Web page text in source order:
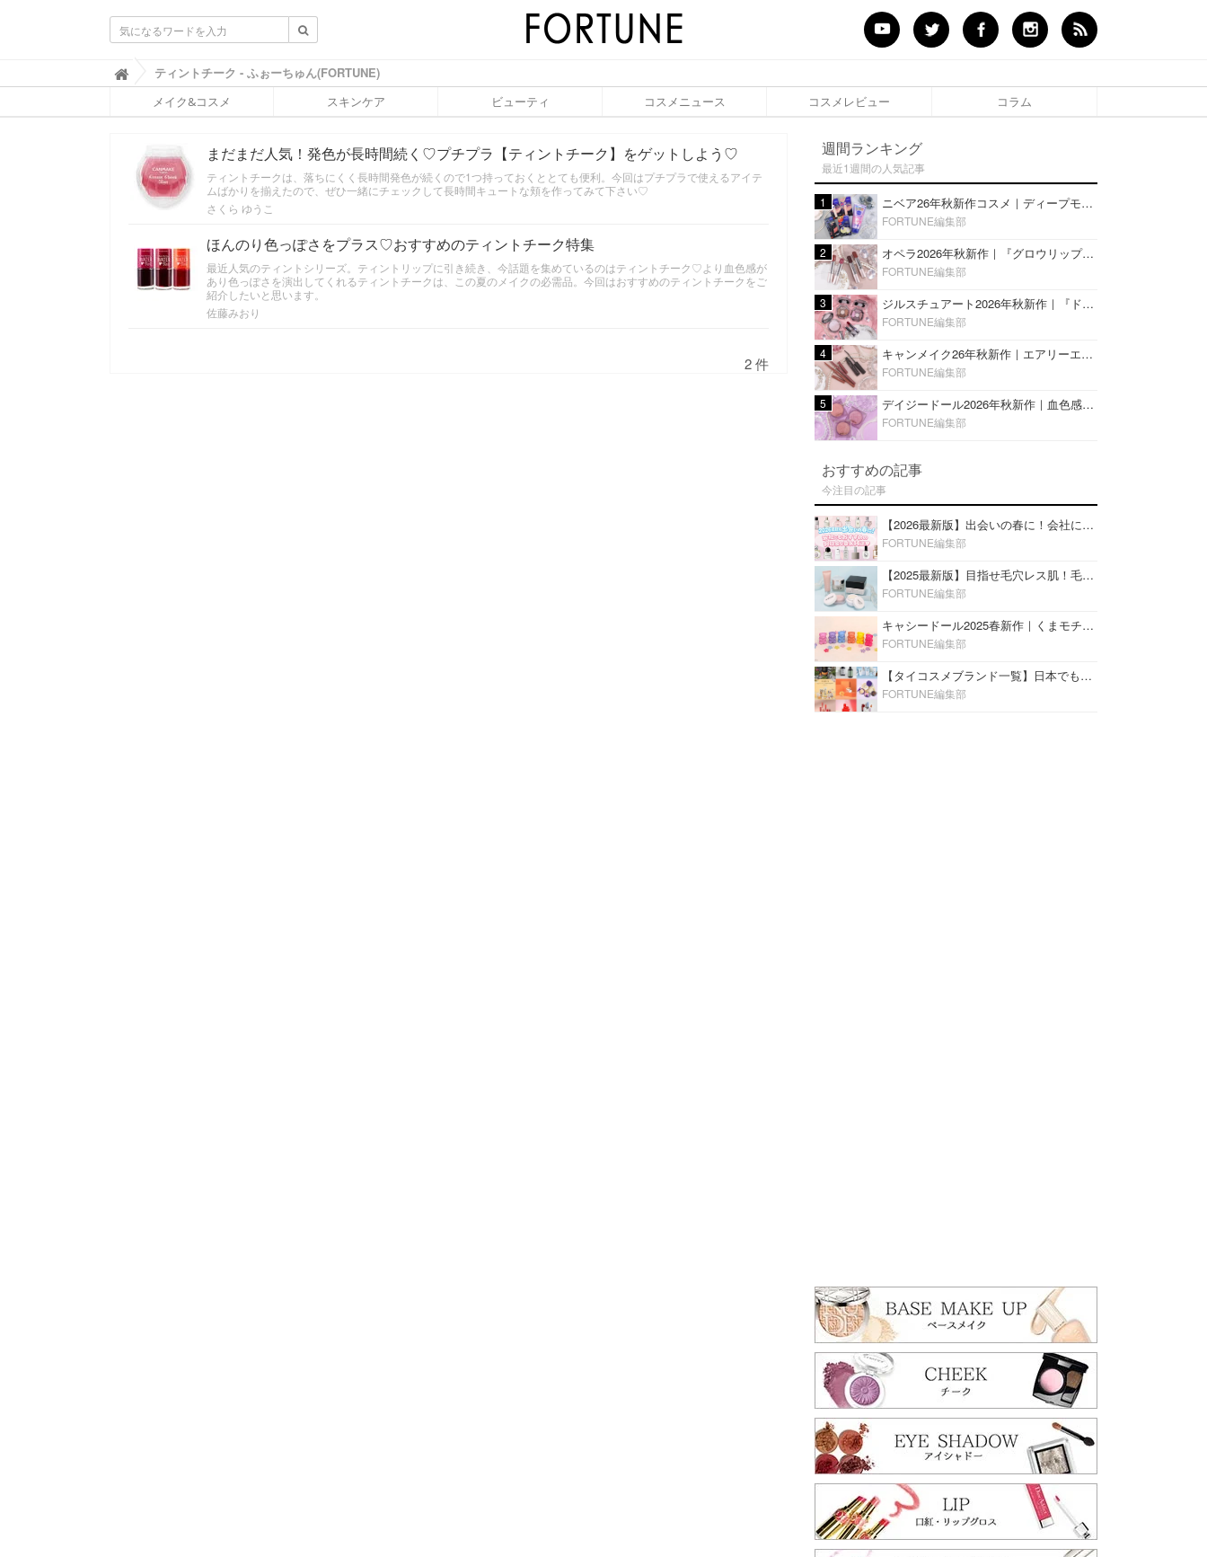
ふ
ぉ
ち
ティントチーク - ふぉーちゅん(FORTUNE)
メイク&コスメ スキンケア ビューティ コスメニュース コスメレビュー コラム
まだまだ人気！発色が長時間続く♡プチプラ【ティントチーク】をゲットしよう♡
ティントチークは、落ちにくく長時間発色が続くので1つ持っておくととても便利。今回はプチプラで使えるアイテ
ムばかりを揃えたので、ぜひ一緒にチェックして長時間キュートな頬を作ってみて下さい♡
さくら ゆうこ
ほんのり色っぽさをプラス♡おすすめのティントチーク特集
最近人気のティントシリーズ。ティントリップに引き続き、今話題を集めているのはティントチーク♡より血色感が
あり色っぽさを演出してくれるティントチークは、この夏のメイクの必需品。今回はおすすめのティントチークをご
紹介したいと思います。
佐藤みおり
2 件
週間ランキング
最近1週間の人気記事
1 ニベア26年秋新作コスメ｜ディープモイスチャーリップの美容液タイプや2in1ボディクリームスクラブも
FORTUNE編集部
2 オペラ2026年秋新作｜『グロウリップティント』の新色・限定色はローズジャムカラー♡全4色をレビュー
FORTUNE編集部
3 ジルスチュアート2026年秋新作｜『ドレスドブルーム アイズ』新色や限定ハイライト・リップをレビュー
FORTUNE編集部
4 キャンメイク26年秋新作｜エアリーエクステンションライナー＆カールスナイパーマスカラ新色をレビュー
FORTUNE編集部
5 デイジードール2026年秋新作｜血色感が可愛い♡『パウダー ブラッシュ ブルーム』新3色をレビュー
FORTUNE編集部
おすすめの記事
今注目の記事
【2026最新版】出会いの春に！会社にもおすすめの好印象な香水14選♡ビジネスの場での香水マナーも
FORTUNE編集部
【2025最新版】目指せ毛穴レス肌！毛穴を埋めて隠す「おすすめ部分用下地＆プライマー」ランキング♡
FORTUNE編集部
キャシードール2025春新作｜くまモチーフのミニリップ「シャイニーベア リップモイスト」をレビュー♡
FORTUNE編集部
【タイコスメブランド一覧】日本でも人気沸騰中の“タイコスメ”ブランド20選！
FORTUNE編集部